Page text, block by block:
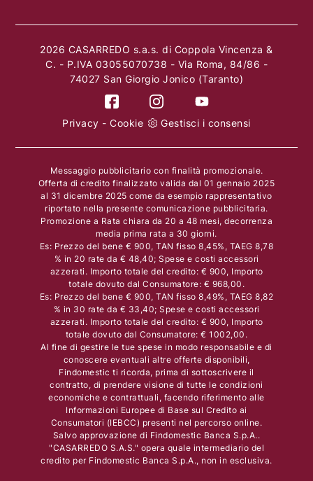
2026 CASARREDO s.a.s. di Coppola Vincenza &
C. - P.IVA 03055070738 - Via Roma, 84/86 -
74027 San Giorgio Jonico (Taranto)
Privacy -Cookie Gestisci i consensi
Messaggio pubblicitario con finalità promozionale.
Offerta di credito finalizzato valida dal 01 gennaio 2025
al 31 dicembre 2025 come da esempio rappresentativo
riportato nella presente comunicazione pubblicitaria.
Promozione a Rata chiara da 20 a 48 mesi, decorrenza
media prima rata a 30 giorni.
Es: Prezzo del bene € 900, TAN fisso 8,45%, TAEG 8,78
% in 20 rate da € 48,40; Spese e costi accessori
azzerati. Importo totale del credito: € 900, Importo
totale dovuto dal Consumatore: € 968,00.
Es: Prezzo del bene € 900, TAN fisso 8,49%, TAEG 8,82
% in 30 rate da € 33,40; Spese e costi accessori
azzerati. Importo totale del credito: € 900, Importo
totale dovuto dal Consumatore: € 1002,00.
Al fine di gestire le tue spese in modo responsabile e di
conoscere eventuali altre offerte disponibili,
Findomestic ti ricorda, prima di sottoscrivere il
contratto, di prendere visione di tutte le condizioni
economiche e contrattuali, facendo riferimento alle
Informazioni Europee di Base sul Credito ai
Consumatori (IEBCC) presenti nel percorso online.
Salvo approvazione di Findomestic Banca S.p.A..
"CASARREDO S.A.S." opera quale intermediario del
credito per Findomestic Banca S.p.A., non in esclusiva.